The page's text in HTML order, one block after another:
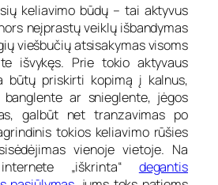
keliavimo būdų – tai aktyvus
neįprastų veiklų išbandymas
viešbučių atsisakymas visoms
išvykęs. Prie tokio aktyvaus
būtų priskirti kopimą į kalnus,
ar snieglente, jėgos
galbūt net tranzavimas po
tokios keliavimo rūšies
vienoje vietoje. Na
„iškrinta“ degantis